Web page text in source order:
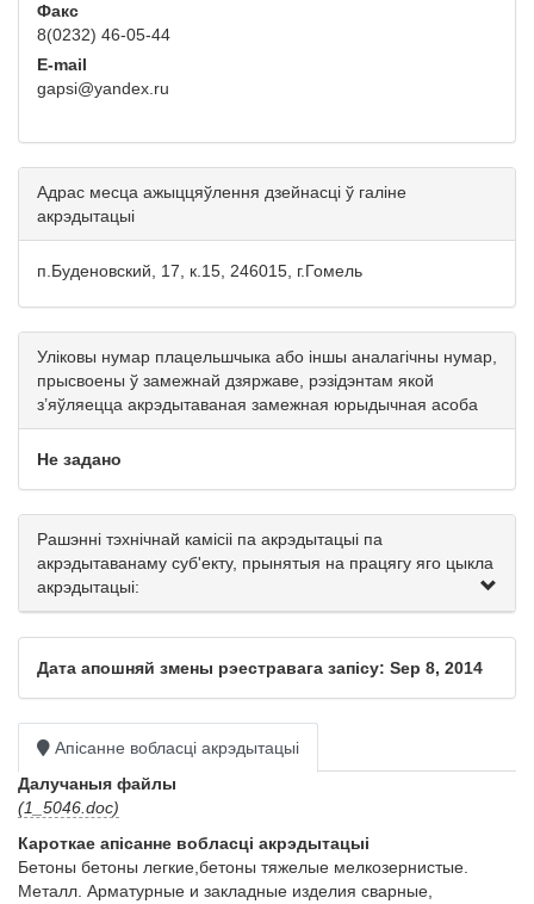
Факс
8(0232) 46-05-44
E-mail
gapsi@yandex.ru
Адрас месца ажыццяўлення дзейнасці ў галіне
акрэдытацыі
п.Буденовский, 17, к.15, 246015, г.Гомель
Уліковы нумар плацельшчыка або іншы аналагічны нумар,
прысвоены ў замежнай дзяржаве, рэзідэнтам якой
з’яўляецца акрэдытаваная замежная юрыдычная асоба
Не задано
Рашэнні тэхнічнай камісіі па акрэдытацыі па
акрэдытаванаму суб'екту, прынятыя на працягу яго цыкла
акрэдытацыі:
Дата апошняй змены рэестравага запісу: Sep 8, 2014
Апісанне вобласці акрэдытацыі
Далучаныя файлы
(1_5046.doc)
Кароткае апісанне вобласці акрэдытацыі
Бетоны бетоны легкие,бетоны тяжелые мелкозернистые.
Металл. Арматурные и закладные изделия сварные,